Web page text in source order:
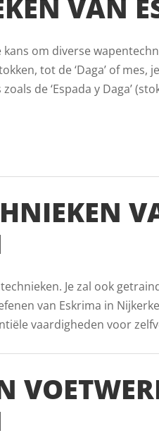
VAN
om diverse
tot de ‘Daga’ of
de ‘Espada y Daga’
Je zal ook
van Eskrima in
vaardigheden voor